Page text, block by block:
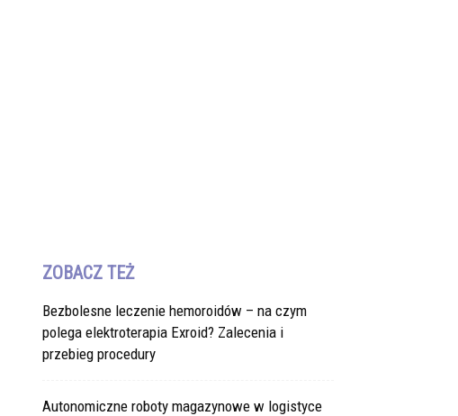
ZOBACZ TEŻ
Bezbolesne leczenie hemoroidów – na czym
polega elektroterapia Exroid? Zalecenia i
przebieg procedury
Autonomiczne roboty magazynowe w logistyce